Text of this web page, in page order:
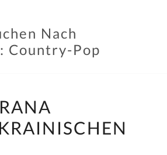
Nach
Country-Pop